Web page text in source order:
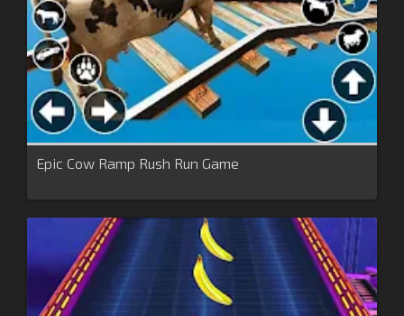
Epic Cow Ramp Rush Run Game